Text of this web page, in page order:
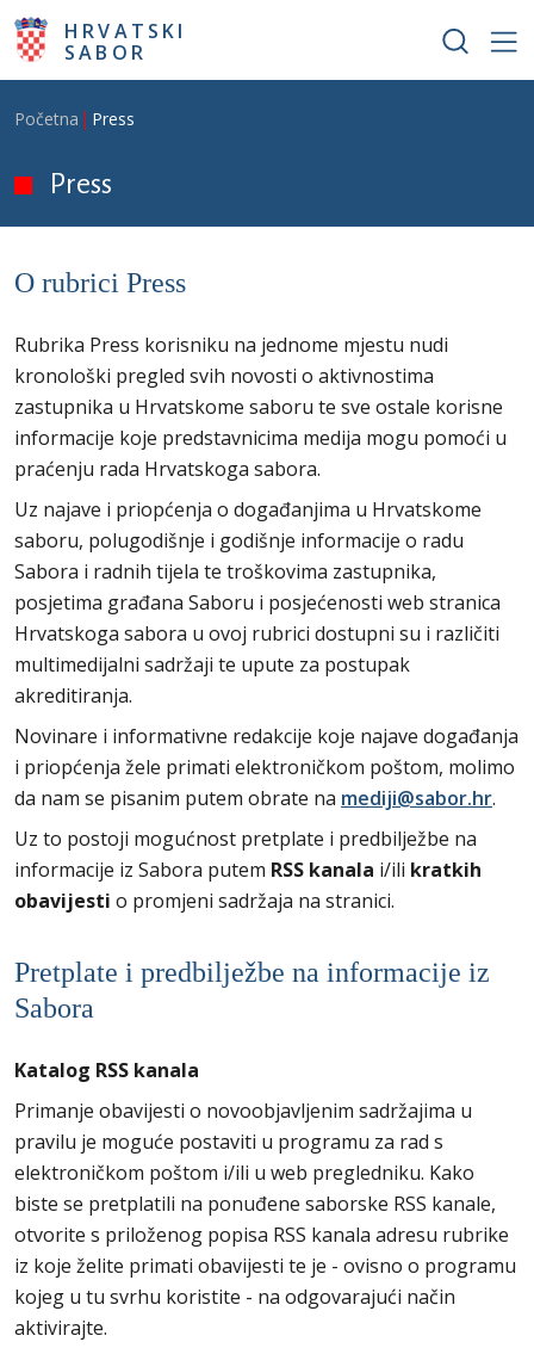
Skoči na glavni sadržaj
HRVATSKI
SABOR
Breadcrumb
Početna Press
Press
O rubrici Press
Rubrika Press korisniku na jednome mjestu nudi
kronološki pregled svih novosti o aktivnostima
zastupnika u Hrvatskome saboru te sve ostale korisne
informacije koje predstavnicima medija mogu pomoći u
praćenju rada Hrvatskoga sabora.
Uz najave i priopćenja o događanjima u Hrvatskome
saboru, polugodišnje i godišnje informacije o radu
Sabora i radnih tijela te troškovima zastupnika,
posjetima građana Saboru i posjećenosti web stranica
Hrvatskoga sabora u ovoj rubrici dostupni su i različiti
multimedijalni sadržaji te upute za postupak
akreditiranja.
Novinare i informativne redakcije koje najave događanja
i priopćenja žele primati elektroničkom poštom, molimo
da nam se pisanim putem obrate na mediji@sabor.hr.
Uz to postoji mogućnost pretplate i predbilježbe na
informacije iz Sabora putem RSS kanala i/ili kratkih
obavijesti o promjeni sadržaja na stranici.
Pretplate i predbilježbe na informacije iz
Sabora
Katalog RSS kanala
Primanje obavijesti o novoobjavljenim sadržajima u
pravilu je moguće postaviti u programu za rad s
elektroničkom poštom i/ili u web pregledniku. Kako
biste se pretplatili na ponuđene saborske RSS kanale,
otvorite s priloženog popisa RSS kanala adresu rubrike
iz koje želite primati obavijesti te je - ovisno o programu
kojeg u tu svrhu koristite - na odgovarajući način
aktivirajte.